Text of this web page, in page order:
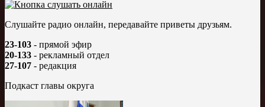
Слушайте радио онлайн, передавайте приветы друзьям.
23-103 - прямой эфир
20-133 - рекламный отдел
27-107 - редакция
Подкаст главы округа